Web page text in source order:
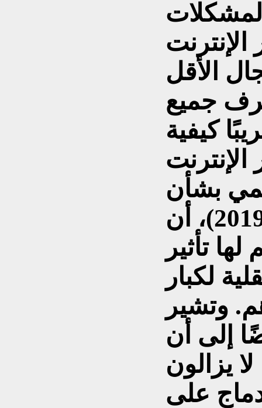
الأقل
جميع
كيفية
بشأن
التعلم والتعليم للكبار (2019)، أن
تأثير
لكبار
وتشير
إلى أن
يزالون
على